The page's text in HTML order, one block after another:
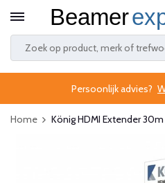
Persoonlijk advies?
Home König HDMI Extender 30m